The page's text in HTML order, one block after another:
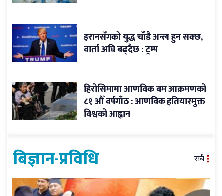
इरानसँगको युद्ध चाँडै अन्त्य हुन सक्छ,
वार्ता अघि बढ्दैछ : ट्रम्प
हिरोसिमामा आणविक बम आक्रमणको
८१ औँ वर्षगाँठ : आणविक हतियारमुक्त
विश्वको आह्वान
बिज्ञान-प्रविधि सबै